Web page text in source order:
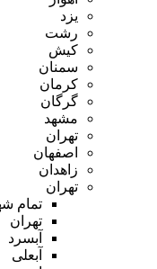
یزد
رشت
کیش
سمنان
کرمان
گرگان
مشهد
تهران
اصفهان
زاهدان
تهران
تمام
تهران
آبسرد
آبعلی